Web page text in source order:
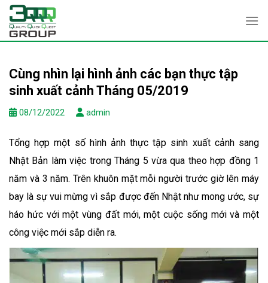
Skip
content
Cùng nhìn lại hình ảnh các bạn thực tập
sinh xuất cảnh Tháng 05/2019
08/12/2022 admin
Tổng hợp một số hình ảnh thực tập sinh xuất cảnh sang
Nhật Bản làm việc trong Tháng 5 vừa qua theo hợp đồng 1
năm và 3 năm. Trên khuôn mặt mỗi người trước giờ lên máy
bay là sự vui mừng vì sắp được đến Nhật như mong ước, sự
háo hức với một vùng đất mới, một cuộc sống mới và một
công việc mới sắp diễn ra.